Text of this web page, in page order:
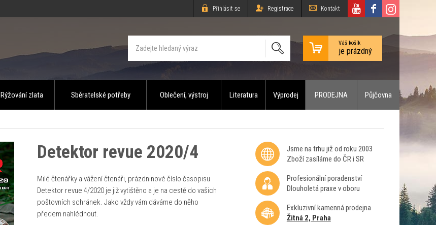
Přihlásit se Registrace Kontakt
Váš košík
je prázdný
Rýžování zlata Sběratelské potřeby Oblečení, výstroj Literatura Výprodej PRODEJNA Půjčovna
Detektor revue 2020/4
Milé čtenářky a vážení čtenáři, prázdninové číslo časopisu
Detektor revue 4/2020 je již vytištěno a je na cestě do vašich
poštovních schránek. Jako vždy vám dáváme do něho
předem nahlédnout.
Jsme na trhu již od roku 2003
Zboží zasíláme do ČR i SR
Profesionální poradenství
Dlouholetá praxe v oboru
Exkluzivní kamenná prodejna
Žitná 2, Praha